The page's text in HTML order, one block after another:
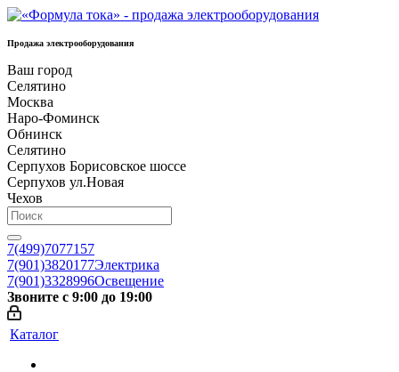
Продажа электрооборудования
Ваш город
Селятино
Москва
Наро-Фоминск
Обнинск
Селятино
Серпухов Борисовское шоссе
Серпухов ул.Новая
Чехов
7(499)7077157
7(901)3820177Электрика
7(901)3328996Освещение
Звоните с 9:00 до 19:00
Каталог